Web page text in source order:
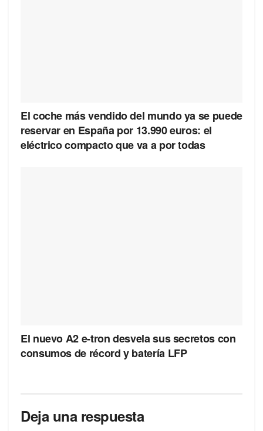
El coche más vendido del mundo ya se puede
reservar en España por 13.990 euros: el
eléctrico compacto que va a por todas
El nuevo A2 e-tron desvela sus secretos con
consumos de récord y batería LFP
Deja una respuesta